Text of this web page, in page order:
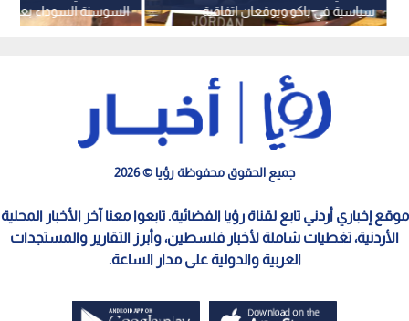
السوسنة السوداء بعد
سياسية في باكو ويوقعان اتفاقية
لإعفاء التأشيرات ومذكرة طاقة
جميع الحقوق محفوظة رؤيا © 2026
موقع إخباري أردني تابع لقناة رؤيا الفضائية. تابعوا معنا آخر الأخبار المحلية
الأردنية، تغطيات شاملة لأخبار فلسطين، وأبرز التقارير والمستجدات
العربية والدولية على مدار الساعة.